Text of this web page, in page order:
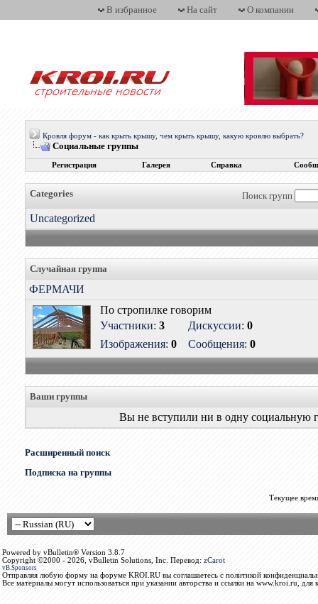
В избранное На сайт О компании
Кровля форум - как крыть крышу, чем крыть крышу, какую кровлю выбрать?
Социальные группы
Регистрация Галерея Справка
Поиск групп
Categories
Uncategorized
Случайная группа
ФЕРМАЧИ
По стропилке говорим
Участники: 3
Изображения: 0
Дискуссии: 0
Сообщения: 0
Ваши группы
Вы не вступили ни в одну социальную
Расширенный поиск
Подписка на группы
Текущее
Powered by vBulletin® Version 3.8.7
Copyright ©2000 - 2026, vBulletin Solutions, Inc. Перевод: zCarot
vB.Sponsors
Отправляя любую форму на форуме KROI.RU вы соглашаетесь с политикой
Все материалы могут использоваться при указании авторства и ссылки на www.kroi.ru, для